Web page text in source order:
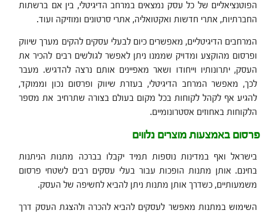
הפוטנציאליים של כל עסק נמצאים במרחב הדיגיטלי, בין אם ברשתות
החברתיות, אתרי חדשות ואקטואליה, אתרי סרטונים ומוזיקה ועוד.
המרחבים הדיגיטליים, מאפשרים כיום לבעלי עסקים להקים מערך שיווק
ופרסום מהוקצע ומדויק שממנו ניתן לאפשר לגולשים רבים להכיר את
העסק, יתרונותיו וייחודו ושאר מאפיינים אותם נרצה להדגיש. מעבר
לכך, מאפשר המרחב הדיגיטלי, בעזרת שיווק ופרסום נכון וממוקד,
להגיע אף לקהל לקוחות בכל מקום בעולם בצורה שתרחיב את מספר
הלקוחות באחוזים אסטרונומיים.
פרסום באמצעות מוצרים נלווים
בישראל ואף במדינות נוספות תמיד יקבלו בברכה מתנות הניתנות
בחינם. אותן מתנות הופכות עבור בעלי עסקים רבים לשטחי פרסום
משמעותיים, כשדרך אותן מתנות ניתן להביא לחשיפה של העסק.
השימוש במתנות מאפשר לעסקים להביא להכרה ולהצגת העסק דרך